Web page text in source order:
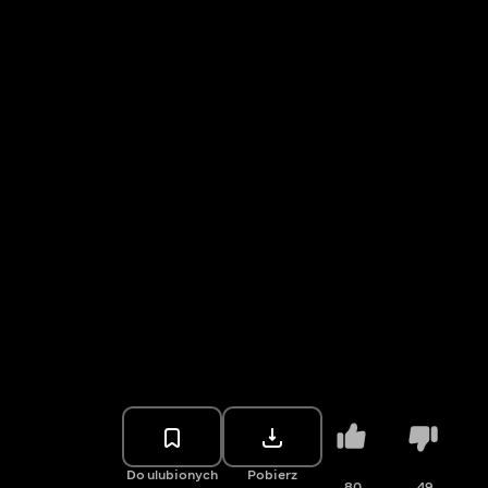
Do ulubionych Pobierz